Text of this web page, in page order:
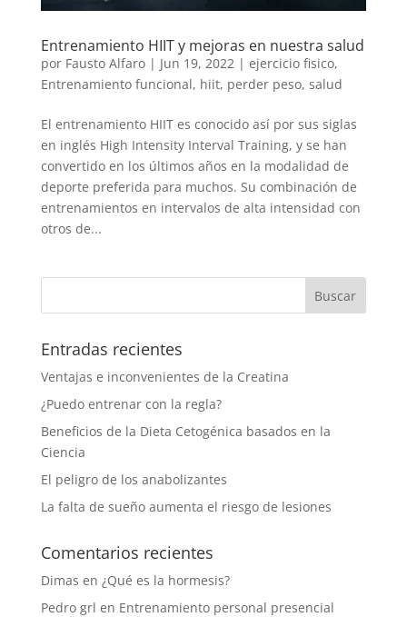
Entrenamiento HIIT y mejoras en nuestra salud
por Fausto Alfaro| Jun 19, 2022| ejercicio fisico,
Entrenamiento funcional, hiit, perder peso, salud
El entrenamiento HIIT es conocido así por sus siglas
en inglés High Intensity Interval Training, y se han
convertido en los últimos años en la modalidad de
deporte preferida para muchos. Su combinación de
entrenamientos en intervalos de alta intensidad con
otros de...
Entradas recientes
Ventajas e inconvenientes de la Creatina
¿Puedo entrenar con la regla?
Beneficios de la Dieta Cetogénica basados en la
Ciencia
El peligro de los anabolizantes
La falta de sueño aumenta el riesgo de lesiones
Comentarios recientes
Dimas en ¿Qué es la hormesis?
Pedro grl en Entrenamiento personal presencial